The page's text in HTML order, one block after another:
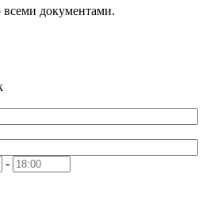
всеми документами.
-